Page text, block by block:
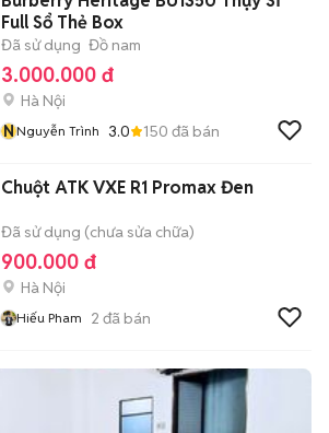
Full Sổ Thẻ Box
Đã sử dụng Đồ nam
3.000.000 đ
Hà Nội
NNguyễn Trình 3.0 150 đã bán
Chuột ATK VXE R1 Promax Đen
Đã sử dụng (chưa sửa chữa)
900.000 đ
Hà Nội
Hiếu Pham 2 đã bán